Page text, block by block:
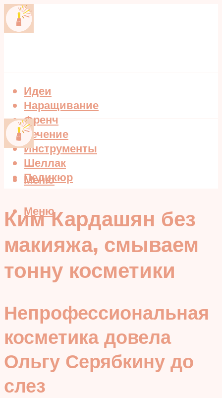
Идеи
Наращивание
Френч
Лечение
Инструменты
Шеллак
Педикюр
Меню
Меню
Ким Кардашян без
макияжа, смываем
тонну косметики
Непрофессиональная
косметика довела
Ольгу Серябкину до
слез